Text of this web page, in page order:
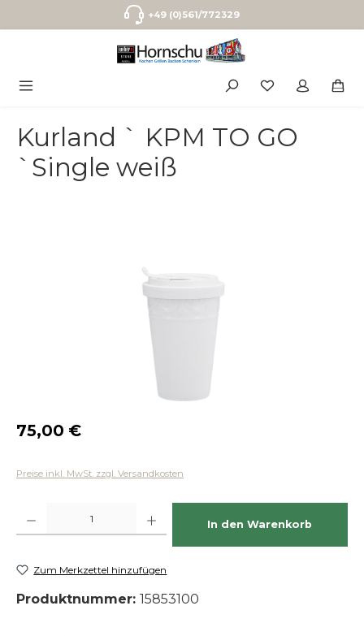
Zum Hauptinhalt springen+49 (0)561/772329
Kurland ` KPM TO GO
`Single weiß
Regulärer Preis:
75,00 €
Preise inkl. MwSt. zzgl. Versandkosten
In den Warenkorb
Zum Merkzettel hinzufügen
Produktnummer: 15853100